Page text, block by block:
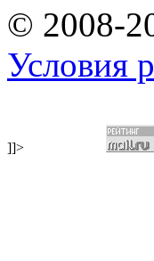
© 2008-
Условия
]]>